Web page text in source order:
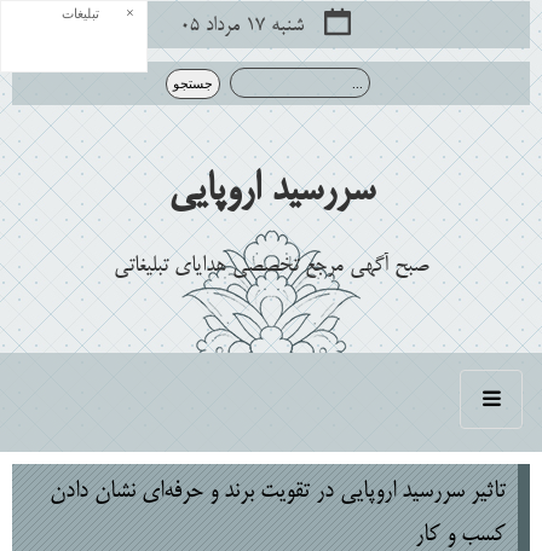
شنبه ۱۷ مرداد ۰۵
سررسید اروپایی
صبح آگهی مرجع تخصصی هدایای تبلیغاتی
تاثیر سررسید اروپایی در تقویت برند و حرفه‌ای نشان دادن
کسب ‌و کار
تبلیغات ×